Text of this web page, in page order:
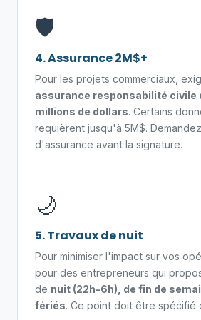
🛡️
4. Assurance 2M$+
Pour les projets commerciaux,
assurance responsabilité civile
millions de dollars. Certains
requièrent jusqu'à 5M$.
d'assurance avant la signature.
🌙
5. Travaux de nuit
Pour minimiser l'impact sur vos
pour des entrepreneurs qui
de nuit (22h–6h), de fin de
fériés. Ce point doit être spécifié